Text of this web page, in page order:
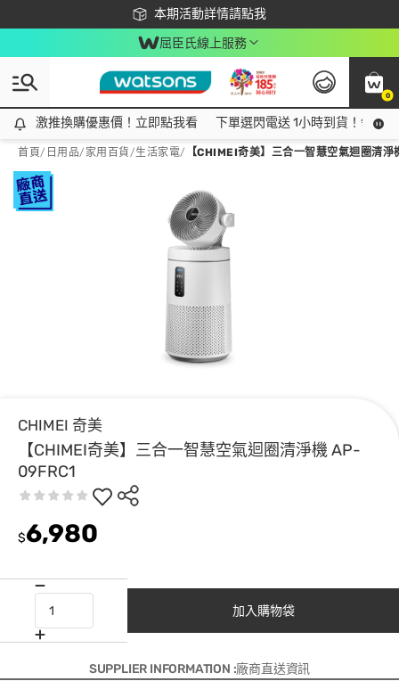
本期活動詳情請點我
下載app最高回饋$350
屈臣氏線上服務
0
激推換購優惠價！立即點我看
激推換購優惠價！立即點我看 下單選閃電送 1小時到貨！領神
首頁/ 日用品/ 家用百貨/生活家電/ 【CHIMEI奇美】三合一智慧空氣迴圈清
CHIMEI 奇美
【CHIMEI奇美】三合一智慧空氣迴圈清淨機 AP-
09FRC1
$6,980
加入購物袋
SUPPLIER INFORMATION :廠商直送資訊